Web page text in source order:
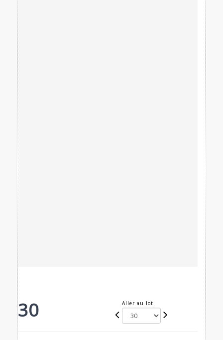
30 Aller au lot